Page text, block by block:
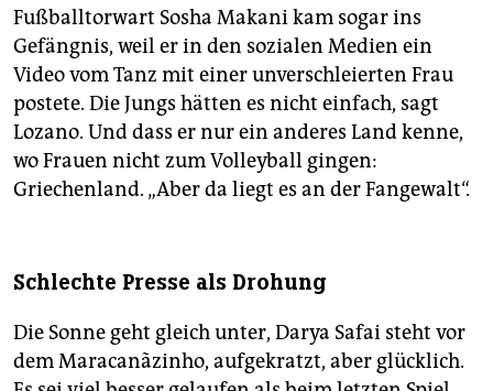
Fußballtorwart Sosha Makani kam sogar ins
Gefängnis, weil er in den sozialen Medien ein
Video vom Tanz mit einer unverschleierten Frau
postete. Die Jungs hätten es nicht einfach, sagt
Lozano. Und dass er nur ein anderes Land kenne,
wo Frauen nicht zum Volleyball gingen:
Griechenland. „Aber da liegt es an der Fangewalt“.
Schlechte Presse als Drohung
Die Sonne geht gleich unter, Darya Safai steht vor
dem Maracanãzinho, aufgekratzt, aber glücklich.